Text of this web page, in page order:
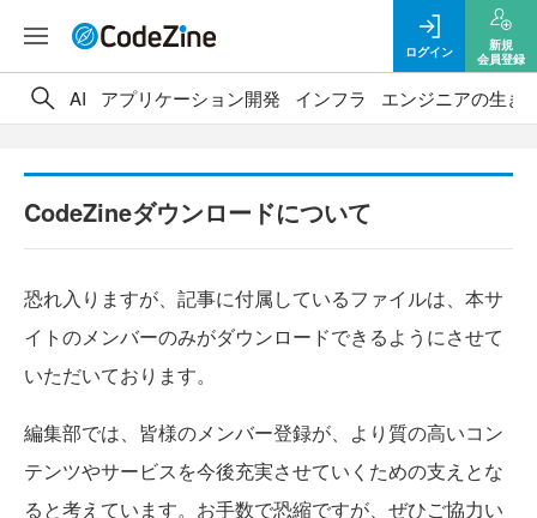
ログイン
新規
会員登録
AI アプリケーション開発 インフラ エンジニアの生き
CodeZineダウンロードについて
恐れ入りますが、記事に付属しているファイルは、本サ
イトのメンバーのみがダウンロードできるようにさせて
いただいております。
編集部では、皆様のメンバー登録が、より質の高いコン
テンツやサービスを今後充実させていくための支えとな
ると考えています。お手数で恐縮ですが、ぜひご協力い